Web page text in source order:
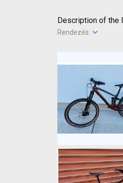
Description of the
Rendezés: